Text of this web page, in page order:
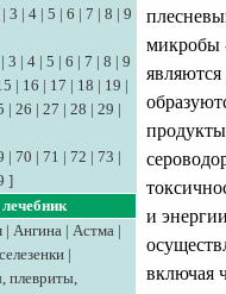
| 3 | 4 | 5 | 6 | 7 | 8 | 9
| 3 | 4 | 5 | 6 | 7 | 8 | 9
| 16 | 17 | 18 | 19 |
| 26 | 27 | 28 | 29 |
| 70 | 71 | 72 | 73 |
]
| Ангина | Астма |
|
плевриты,
микробы
являются
и
включая